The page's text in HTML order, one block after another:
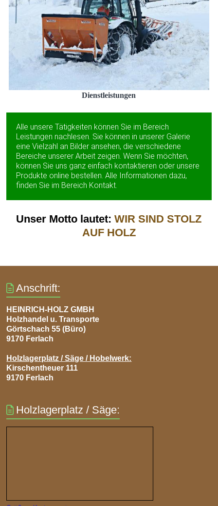
Dienstleistungen
Alle unsere Tätigkeiten können Sie im Bereich
Leistungen nachlesen. Sie können in unserer Galerie
eine Vielzahl an Bilder ansehen, die verschiedene
Bereiche unserer Arbeit zeigen. Wenn Sie möchten,
können Sie uns ganz einfach kontaktieren oder unsere
Produkte online bestellen. Alle Informationen dazu,
finden Sie im Bereich Kontakt.
Unser Motto lautet:WIR SIND STOLZ
AUF HOLZ
Anschrift:
HEINRICH-HOLZ GMBH
Holzhandel u. Transporte
Görtschach 55 (Büro)
9170 Ferlach
Holzlagerplatz / Säge / Hobelwerk:
Kirschentheuer 111
9170 Ferlach
Holzlagerplatz / Säge: